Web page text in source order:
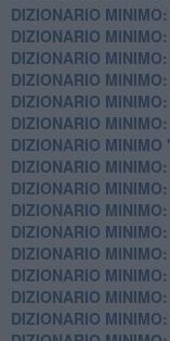
DIZIONARIO
DIZIONARIO
DIZIONARIO
DIZIONARIO
DIZIONARIO
DIZIONARIO
DIZIONARIO
DIZIONARIO
DIZIONARIO
DIZIONARIO
DIZIONARIO
DIZIONARIO
DIZIONARIO
DIZIONARIO
DIZIONARIO